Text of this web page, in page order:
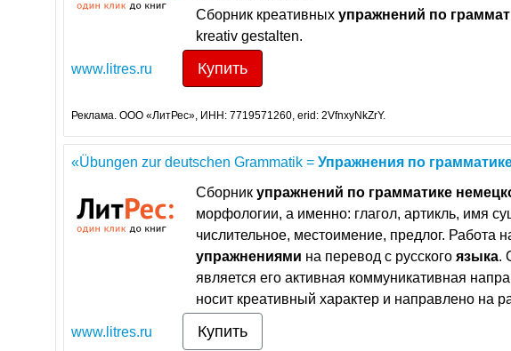
Сборник креативных упражнений по
kreativ gestalten.
www.litres.ru Купить
Реклама. ООО «ЛитРес», ИНН: 7719571260, erid: 2VfnxyNkZrY.
«Übungen zur deutschen Grammatik = Упражнения по
Сборник упражнений по грамматике
морфологии, а именно: глагол, артикль, имя
числительное, местоимение, предлог. Работа
упражнениями на перевод с русского языка.
является его активная коммуникативная
носит креативный характер и направлено на
www.litres.ru Купить